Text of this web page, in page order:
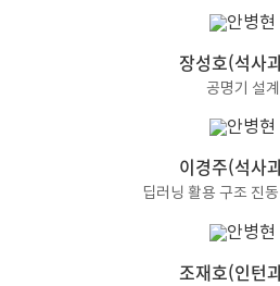
장성호(석사
공명기 설계
이경주(석사
딥러닝 활용 구조 진
조재호(인턴